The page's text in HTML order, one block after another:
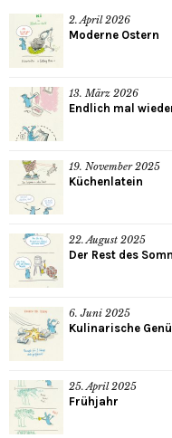
2. April 2026
Moderne Ostern
13. März 2026
Endlich mal
19. November 2025
Küchenlatein
22. August 2025
Der Rest des
6. Juni 2025
Kulinarische
25. April 2025
Frühjahr